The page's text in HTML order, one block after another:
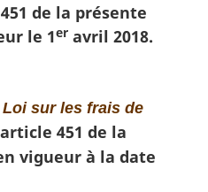
de la présente
le 1er avril 2018.
Loi sur les frais de
451 de la
vigueur à la date